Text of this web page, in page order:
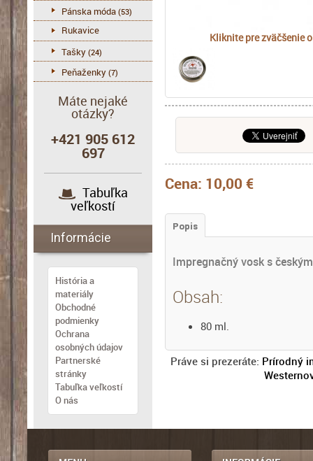
Kliknite pre zväčšenie
Cena: 10,00 €
Popis
Impregnačný vosk s
Obsah:
80 ml.
Práve si prezeráte: Prírodný
Pánska móda (53)
Rukavice
Tašky (24)
Peňaženky (7)
Máte nejaké
otázky?
+421 905 612
697
Tabuľka
veľkostí
Informácie
História a
materiály
Obchodné
podmienky
Ochrana
osobných údajov
Partnerské
stránky
Tabuľka veľkostí
O nás